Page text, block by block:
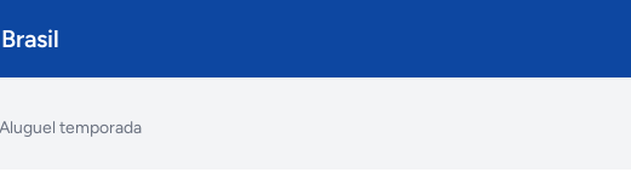
Aluguel temporada